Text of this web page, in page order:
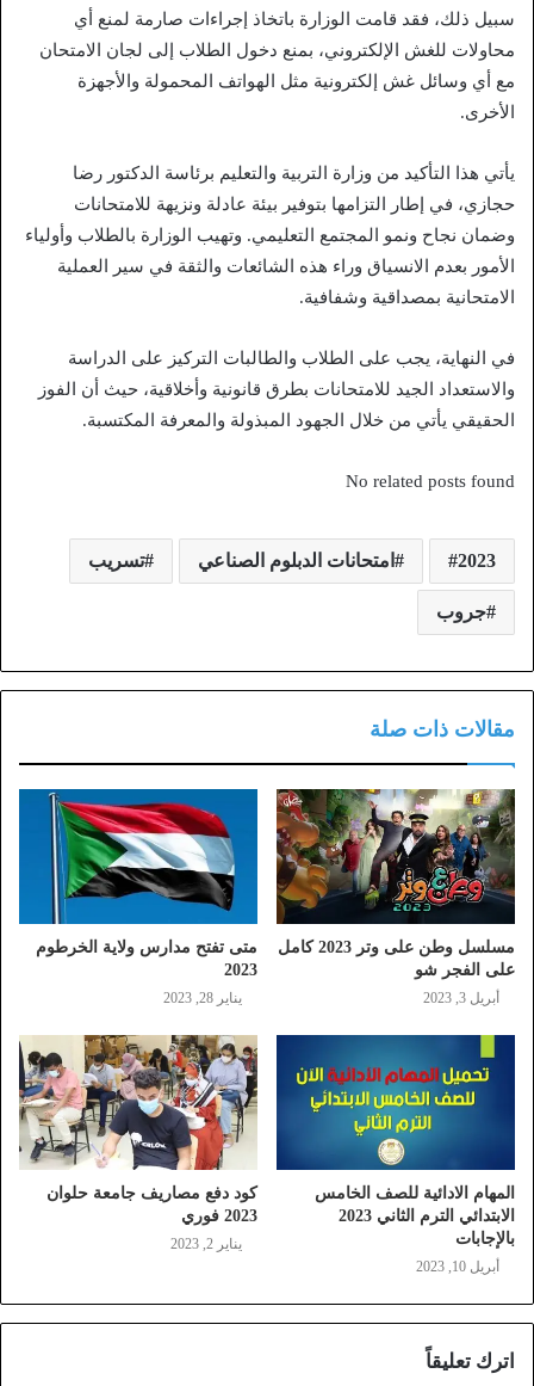
سبيل ذلك، فقد قامت الوزارة باتخاذ إجراءات صارمة لمنع أي
محاولات للغش الإلكتروني، بمنع دخول الطلاب إلى لجان الامتحان
مع أي وسائل غش إلكترونية مثل الهواتف المحمولة والأجهزة
الأخرى.
يأتي هذا التأكيد من وزارة التربية والتعليم برئاسة الدكتور رضا
حجازي، في إطار التزامها بتوفير بيئة عادلة ونزيهة للامتحانات
وضمان نجاح ونمو المجتمع التعليمي. وتهيب الوزارة بالطلاب وأولياء
الأمور بعدم الانسياق وراء هذه الشائعات والثقة في سير العملية
الامتحانية بمصداقية وشفافية.
في النهاية، يجب على الطلاب والطالبات التركيز على الدراسة
والاستعداد الجيد للامتحانات بطرق قانونية وأخلاقية، حيث أن الفوز
الحقيقي يأتي من خلال الجهود المبذولة والمعرفة المكتسبة.
No related posts found
2023 امتحانات الدبلوم الصناعي تسريب
جروب
مقالات ذات صلة
مسلسل وطن على وتر 2023 كامل
على الفجر شو
أبريل 3, 2023
متى تفتح مدارس ولاية الخرطوم
2023
يناير 28, 2023
المهام الادائية للصف الخامس
الابتدائي الترم الثاني 2023
بالإجابات
أبريل 10, 2023
كود دفع مصاريف جامعة حلوان
2023 فوري
يناير 2, 2023
اترك تعليقاً